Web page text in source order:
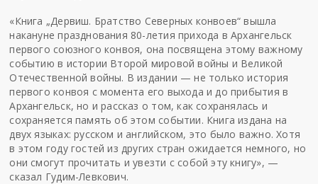
«Книга „Дервиш. Братство Северных конвоев“ вышла
накануне празднования 80-летия прихода в Архангельск
первого союзного конвоя, она посвящена этому важному
событию в истории Второй мировой войны и Великой
Отечественной войны. В издании — не только история
первого конвоя с момента его выхода и до прибытия в
Архангельск, но и рассказ о том, как сохранялась и
сохраняется память об этом событии. Книга издана на
двух языках: русском и английском, это было важно. Хотя
в этом году гостей из других стран ожидается немного, но
они смогут прочитать и увезти с собой эту книгу», —
сказал Гудим-Левкович.